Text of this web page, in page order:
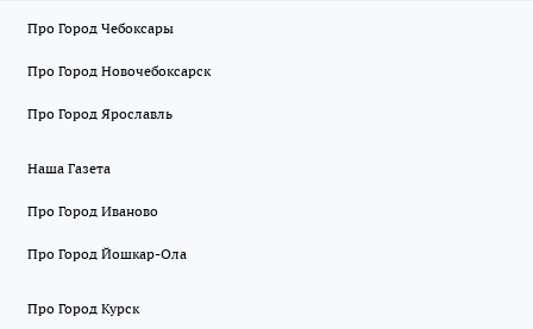
Про Город Чебоксары
Про Город Новочебоксарск
Про Город Ярославль
Наша Газета
Про Город Иваново
Про Город Йошкар-Ола
Про Город Курск